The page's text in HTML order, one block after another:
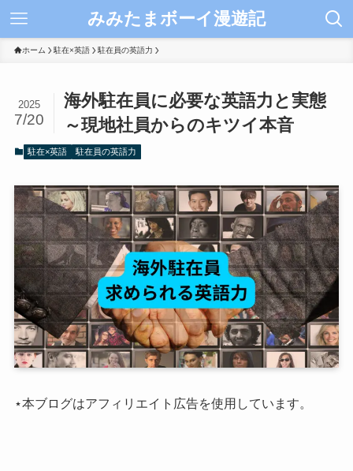
みみたまボーイ漫遊記
ホーム 駐在×英語 駐在員の英語力
海外駐在員に必要な英語力と実態
～現地社員からのキツイ本音
2025
7/20
駐在×英語 駐在員の英語力
⋆本ブログはアフィリエイト広告を使用しています。